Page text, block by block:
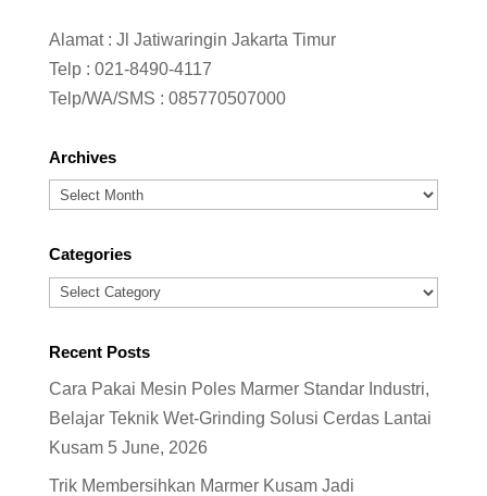
Alamat : Jl Jatiwaringin Jakarta Timur
Telp : 021-8490-4117
Telp/WA/SMS : 085770507000
Archives
Archives
Categories
Categories
Recent Posts
Cara Pakai Mesin Poles Marmer Standar Industri,
Belajar Teknik Wet-Grinding Solusi Cerdas Lantai
Kusam 5 June, 2026
Trik Membersihkan Marmer Kusam Jadi